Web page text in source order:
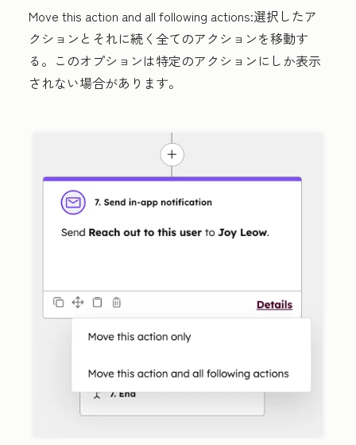
Move this action and all following actions:選択したア
クションとそれに続く全てのアクションを移動す
る。このオプションは特定のアクションにしか表示
されない場合があります。